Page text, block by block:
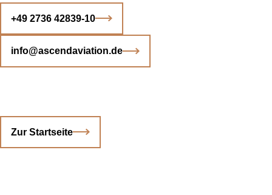
+49 2736 42839-10
info@ascendaviation.de
Zur Startseite